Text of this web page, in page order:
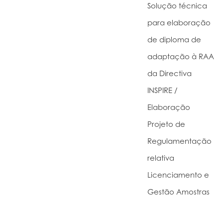
Solução técnica
para elaboração
de diploma de
adaptação à RAA
da Directiva
INSPIRE /
Elaboração
Projeto de
Regulamentação
relativa
Licenciamento e
Gestão Amostras